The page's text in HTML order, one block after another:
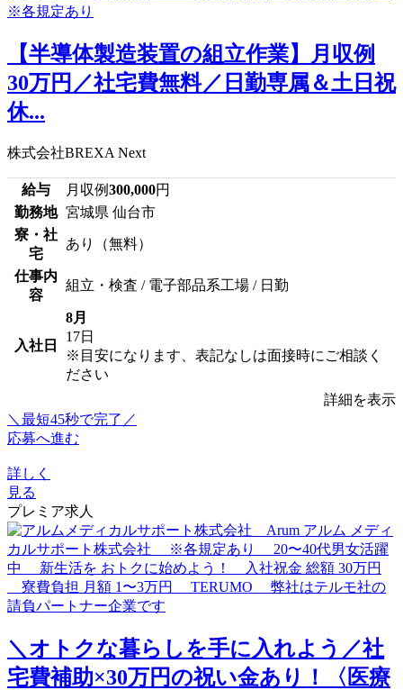
【半導体製造装置の組立作業】月収例
30万円／社宅費無料／日勤専属＆土日祝
休...
株式会社BREXA Next
給与 月収例300,000円
勤務地 宮城県 仙台市
寮・社
宅
あり（無料）
仕事内
容
組立・検査 / 電子部品系工場 / 日勤
入社日
8月
17日
※目安になります、表記なしは面接時にご相談く
ださい
詳細を表示
＼最短45秒で完了／
応募へ進む
詳しく
見る
プレミア求人
＼オトクな暮らしを手に入れよう／社
宅費補助×30万円の祝い金あり！〈医療